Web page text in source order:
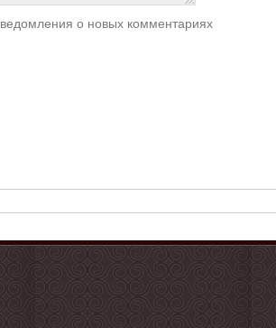
о новых комментариях